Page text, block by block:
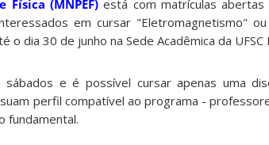
Física (MNPEF)está com matrículas abertas
em cursar "Eletromagnetismo" ou
dia 30 de junho na Sede Acadêmica da UFSC
e é possível cursar apenas uma
perfil compatível ao programa -
fundamental.